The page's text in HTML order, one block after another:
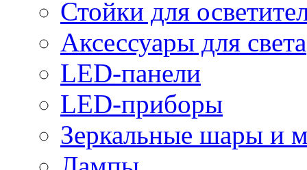
Стойки для
Аксессуары для света
LED-панели
LED-приборы
Зеркальные шары и